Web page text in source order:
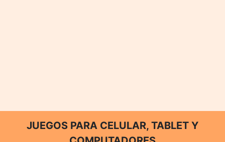
JUEGOS PARA CELULAR, TABLET Y